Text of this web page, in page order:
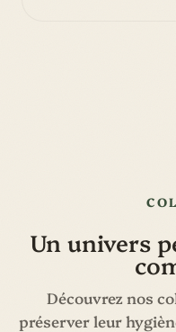
Un univers
Découvrez nos
préserver leur